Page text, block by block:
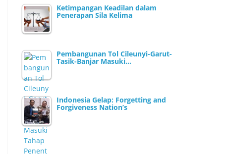
Ketimpangan Keadilan dalam
Penerapan Sila Kelima
Pembangunan Tol Cileunyi-Garut-
Tasik-Banjar Masuki…
Indonesia Gelap: Forgetting and
Forgiveness Nation’s